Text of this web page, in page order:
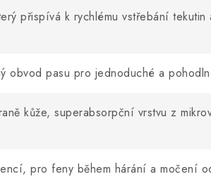
přispívá k rychlému vstřebání tekutin
obvod pasu pro jednoduché a
kůže, superabsorpční vrstvu z
pro feny během hárání a močení